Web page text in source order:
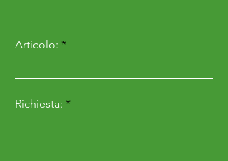
Articolo:
Richiesta: